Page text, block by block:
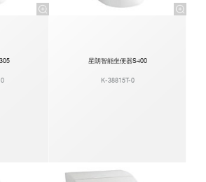
星朗智能坐便器S400
K-38815T-0